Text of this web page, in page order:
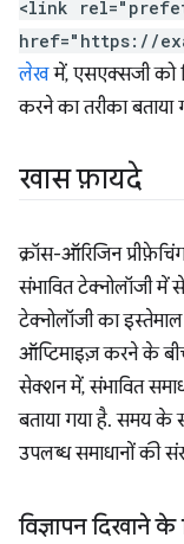
<link
href="https://
लेखमें, एसएक्सजी को
करने का तरीका बताया
खास फ़ायदे
क्रॉस-ऑरिजिन
संभावित टेक्नोलॉजी
टेक्नोलॉजी का
ऑप्टिमाइज़ करने के
सेक्शन में, संभावित
बताया गया है. समय के
उपलब्ध समाधानों की
विज्ञापन दिखाने